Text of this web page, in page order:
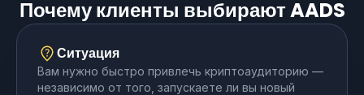
Почему клиенты выбирают AADS
Ситуация
Вам нужно быстро привлечь криптоаудиторию —
независимо от того, запускаете ли вы новый